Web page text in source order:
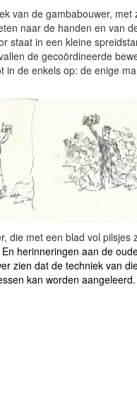
van de gambabouwer, met
naar de handen en van
staat in een kleine
de gecoördineerde
in de enkels op: de enige
die met een blad vol pilsjes
En herinneringen aan de
zien dat de techniek van
kan worden aangeleerd.